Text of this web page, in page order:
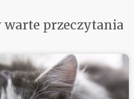
warte przeczytania